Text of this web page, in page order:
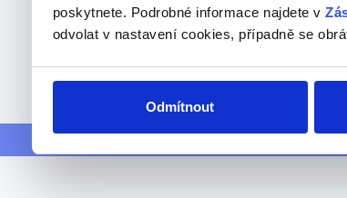
poskytnete. Podrobné informace najdete v
odvolat v nastavení cookies, případně se
Odmítnout
talked to journalists